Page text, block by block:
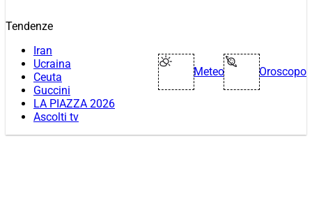
Tendenze
Iran
Ucraina
Ceuta
Guccini
LA PIAZZA 2026
Ascolti tv
Meteo Oroscopo